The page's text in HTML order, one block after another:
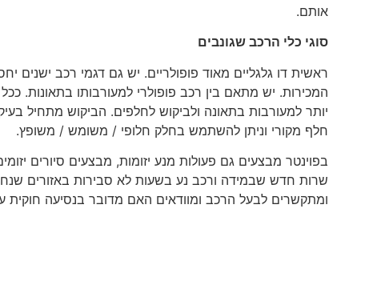
אותם.
סוגי כלי הרכב שגונבים
ראשית דו גלגליים מאוד פופולריים. יש גם דגמי רכב ישנים
המכירות. יש מתאם בין רכב פופולרי למעורבותו בתאונות.
חלף מקורי וניתן להשתמש בחלק חלופי / משומש / משופץ.
בפוינטר מבצעים גם פעולות מנע יזומות, מבצעים סיורים
ומתקשרים לבעל הרכב ומוודאים האם מדובר בנסיעה חוקית